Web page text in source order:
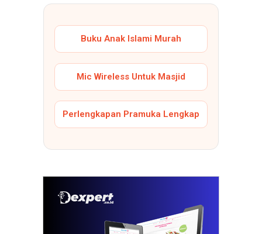
Buku Anak Islami Murah
Mic Wireless Untuk Masjid
Perlengkapan Pramuka Lengkap